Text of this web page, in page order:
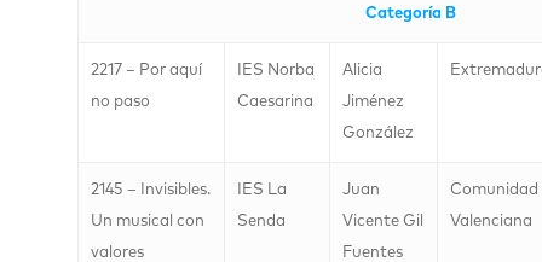
Categoría B
2217 – Por aquí
no paso
IES Norba
Caesarina
Alicia
Jiménez
González
2145 – Invisibles.
Un musical con
valores
IES La
Senda
Juan
Vicente Gil
Fuentes
Comunidad
Valenciana